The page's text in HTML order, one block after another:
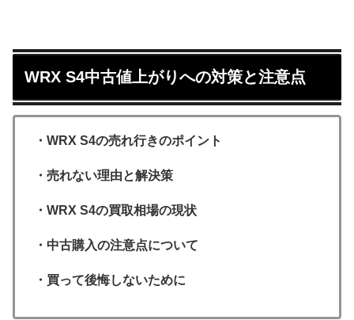
WRX S4中古値上がりへの対策と注意点
・WRX S4の売れ行きのポイント
・売れない理由と解決策
・WRX S4の買取相場の現状
・中古購入の注意点について
・買って後悔しないために